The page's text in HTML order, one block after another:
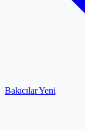
BakıcılarYeni